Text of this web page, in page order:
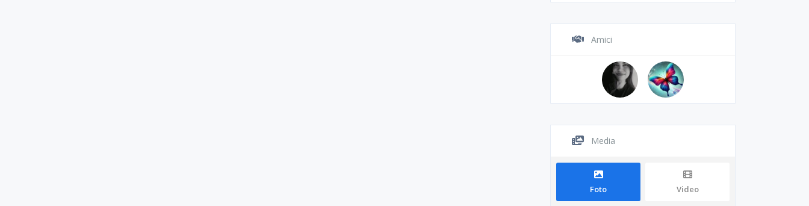
Amici
Media
Foto Video